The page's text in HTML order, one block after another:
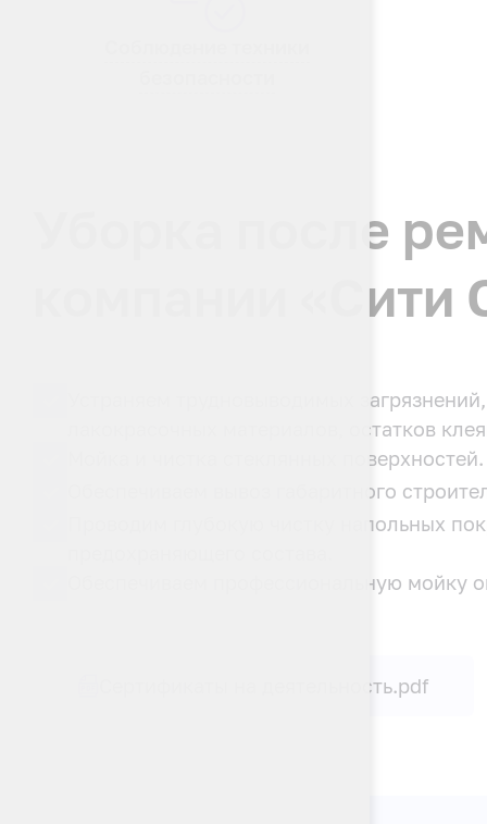
Уборка после
компании «Сити
Устраняем трудновыводимых
лакокрасочных материалов, остатков
Мойка и чистка стеклянных поверхностей.
Обеспечиваем вывоз габаритного
Проводим глубокую чистку напольных
Обеспечиваем профессиональную мойку
Сертификаты на деятельность.pdf